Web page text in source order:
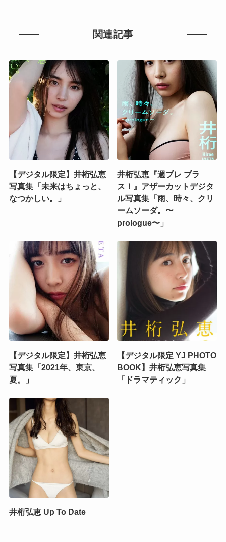
関連記事
【デジタル限定】井桁弘恵
写真集「未来はちょっと、
なつかしい。」
井桁弘恵『週プレ プラ
ス！』アザーカットデジタ
ル写真集「雨、時々、クリ
ームソーダ。〜
prologue〜」
【デジタル限定】井桁弘恵
写真集「2021年、東京、
夏。」
【デジタル限定 YJ PHOTO
BOOK】井桁弘恵写真集
「ドラマティック」
井桁弘恵 Up To Date